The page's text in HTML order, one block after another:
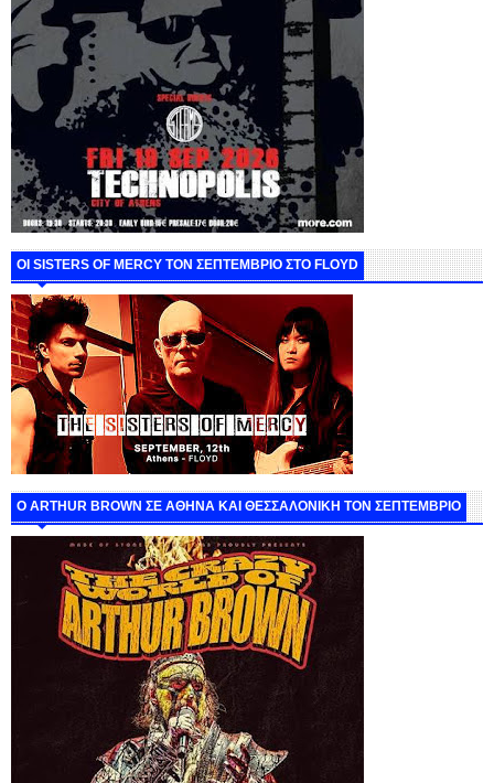
ΟΙ SISTERS OF MERCY ΤΟΝ ΣΕΠΤΕΜΒΡΙΟ ΣΤΟ FLOYD
O ARTHUR BROWN ΣΕ ΑΘΗΝΑ ΚΑΙ ΘΕΣΣΑΛΟΝΙΚΗ ΤΟΝ ΣΕΠΤΕΜΒΡΙΟ